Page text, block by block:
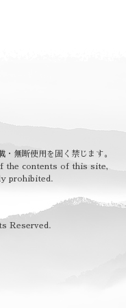
無断使用を固く禁じます。
the contents of this site,
prohibited.
Reserved.